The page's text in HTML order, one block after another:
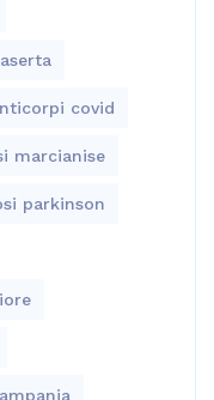
covid
marcianise
parkinson